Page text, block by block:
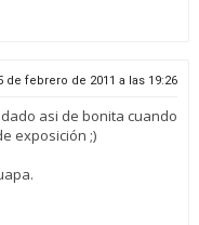
de febrero de 2011 a las 19:26
asi de bonita cuando
exposición ;)